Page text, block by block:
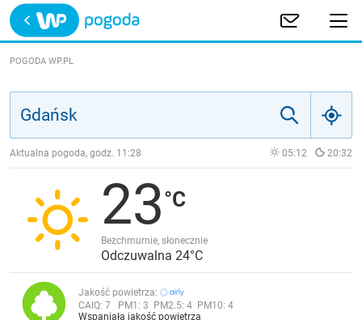
Trwa ładowanie
POLSKA
JAKOŚĆ POWIETRZA
POGODA WP.PL
Aktualna pogoda, godz. 11:28 05:12 20:32
23
Bezchmurnie, słonecznie
Odczuwalna 24°C
Jakość powietrza:
CAIQ: 7 PM1: 3 PM2.5: 4 PM10: 4
Wspaniała jakość powietrza